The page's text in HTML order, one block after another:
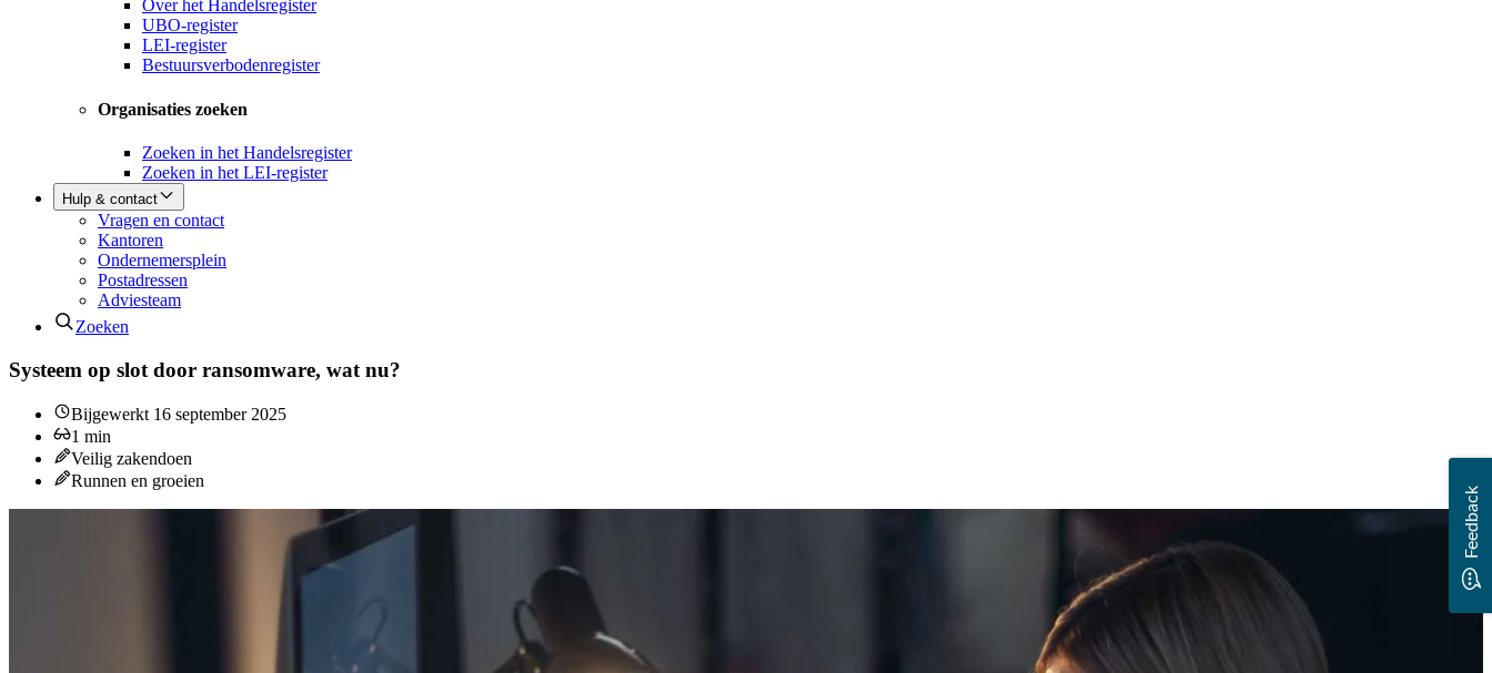
Over het Handelsregister
UBO-register
LEI-register
Bestuursverbodenregister
Organisaties zoeken
Zoeken in het Handelsregister
Zoeken in het LEI-register
Hulp & contact
Vragen en contact
Kantoren
Ondernemersplein
Postadressen
Adviesteam
Zoeken
Systeem op slot door ransomware, wat nu?
Bijgewerkt 16 september 2025
1 min
Veilig zakendoen
Runnen en groeien
Feedback